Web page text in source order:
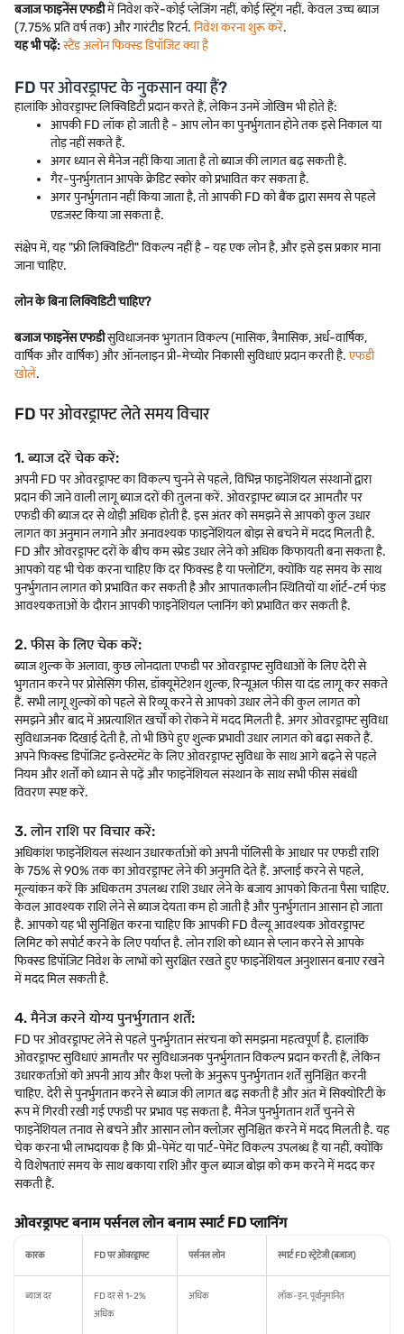
बजाज फाइनेंस एफडीमें निवेश करें-कोई प्लेजिंग नहीं, कोई स्ट्रिंग नहीं. केवल उच्च ब्याज
(7.75% प्रति वर्ष तक) और गारंटीड रिटर्न.निवेश करना शुरू करें.
यह भी पढ़ें:स्टैंड अलोन फिक्स्ड डिपॉजिट क्या है
FD पर ओवरड्राफ्ट के नुकसान क्या हैं?
हालांकि ओवरड्राफ्ट लिक्विडिटी प्रदान करते हैं, लेकिन उनमें जोखिम भी होते हैं:
आपकी FD लॉक हो जाती है - आप लोन का पुनर्भुगतान होने तक इसे निकाल या
तोड़ नहीं सकते हैं.
अगर ध्यान से मैनेज नहीं किया जाता है तो ब्याज की लागत बढ़ सकती है.
गैर-पुनर्भुगतान आपके क्रेडिट स्कोर को प्रभावित कर सकता है.
अगर पुनर्भुगतान नहीं किया जाता है, तो आपकी FD को बैंक द्वारा समय से पहले
एडजस्ट किया जा सकता है.
संक्षेप में, यह "फ्री लिक्विडिटी" विकल्प नहीं है - यह एक लोन है, और इसे इस प्रकार माना
जाना चाहिए.
लोन के बिना लिक्विडिटी चाहिए?
बजाज फाइनेंस एफडीसुविधाजनक भुगतान विकल्प (मासिक, त्रैमासिक, अर्ध-वार्षिक,
वार्षिक और वार्षिक) और ऑनलाइन प्री-मेच्योर निकासी सुविधाएं प्रदान करती है.एफडी
खोलें.
FD पर ओवरड्राफ्ट लेते समय विचार
1. ब्याज दरें चेक करें:
अपनी FD पर ओवरड्राफ्ट का विकल्प चुनने से पहले, विभिन्न फाइनेंशियल संस्थानों द्वारा
प्रदान की जाने वाली लागू ब्याज दरों की तुलना करें. ओवरड्राफ्ट ब्याज दर आमतौर पर
एफडी की ब्याज दर से थोड़ी अधिक होती है. इस अंतर को समझने से आपको कुल उधार
लागत का अनुमान लगाने और अनावश्यक फाइनेंशियल बोझ से बचने में मदद मिलती है.
FD और ओवरड्राफ्ट दरों के बीच कम स्प्रेड उधार लेने को अधिक किफायती बना सकता है.
आपको यह भी चेक करना चाहिए कि दर फिक्स्ड है या फ्लोटिंग, क्योंकि यह समय के साथ
पुनर्भुगतान लागत को प्रभावित कर सकती है और आपातकालीन स्थितियों या शॉर्ट-टर्म फंड
आवश्यकताओं के दौरान आपकी फाइनेंशियल प्लानिंग को प्रभावित कर सकती है.
2. फीस के लिए चेक करें:
ब्याज शुल्क के अलावा, कुछ लोनदाता एफडी पर ओवरड्राफ्ट सुविधाओं के लिए देरी से
भुगतान करने पर प्रोसेसिंग फीस, डॉक्यूमेंटेशन शुल्क, रिन्यूअल फीस या दंड लागू कर सकते
हैं. सभी लागू शुल्कों को पहले से रिव्यू करने से आपको उधार लेने की कुल लागत को
समझने और बाद में अप्रत्याशित खर्चों को रोकने में मदद मिलती है. अगर ओवरड्राफ्ट सुविधा
सुविधाजनक दिखाई देती है, तो भी छिपे हुए शुल्क प्रभावी उधार लागत को बढ़ा सकते हैं.
अपने फिक्स्ड डिपॉजिट इन्वेस्टमेंट के लिए ओवरड्राफ्ट सुविधा के साथ आगे बढ़ने से पहले
नियम और शर्तों को ध्यान से पढ़ें और फाइनेंशियल संस्थान के साथ सभी फीस संबंधी
विवरण स्पष्ट करें.
3. लोन राशि पर विचार करें:
अधिकांश फाइनेंशियल संस्थान उधारकर्ताओं को अपनी पॉलिसी के आधार पर एफडी राशि
के 75% से 90% तक का ओवरड्राफ्ट लेने की अनुमति देते हैं. अप्लाई करने से पहले,
मूल्यांकन करें कि अधिकतम उपलब्ध राशि उधार लेने के बजाय आपको कितना पैसा चाहिए.
केवल आवश्यक राशि लेने से ब्याज देयता कम हो जाती है और पुनर्भुगतान आसान हो जाता
है. आपको यह भी सुनिश्चित करना चाहिए कि आपकी FD वैल्यू आवश्यक ओवरड्राफ्ट
लिमिट को सपोर्ट करने के लिए पर्याप्त है. लोन राशि को ध्यान से प्लान करने से आपके
फिक्स्ड डिपॉज़िट निवेश के लाभों को सुरक्षित रखते हुए फाइनेंशियल अनुशासन बनाए रखने
में मदद मिल सकती है.
4. मैनेज करने योग्य पुनर्भुगतान शर्तें:
FD पर ओवरड्राफ्ट लेने से पहले पुनर्भुगतान संरचना को समझना महत्वपूर्ण है. हालांकि
ओवरड्राफ्ट सुविधाएं आमतौर पर सुविधाजनक पुनर्भुगतान विकल्प प्रदान करती हैं, लेकिन
उधारकर्ताओं को अपनी आय और कैश फ्लो के अनुरूप पुनर्भुगतान शर्तें सुनिश्चित करनी
चाहिए. देरी से पुनर्भुगतान करने से ब्याज की लागत बढ़ सकती है और अंत में सिक्योरिटी के
रूप में गिरवी रखी गई एफडी पर प्रभाव पड़ सकता है. मैनेज पुनर्भुगतान शर्तें चुनने से
फाइनेंशियल तनाव से बचने और आसान लोन क्लोज़र सुनिश्चित करने में मदद मिलती है. यह
चेक करना भी लाभदायक है कि प्री-पेमेंट या पार्ट-पेमेंट विकल्प उपलब्ध हैं या नहीं, क्योंकि
ये विशेषताएं समय के साथ बकाया राशि और कुल ब्याज बोझ को कम करने में मदद कर
सकती हैं.
ओवरड्राफ्ट बनाम पर्सनल लोन बनाम स्मार्ट FD प्लानिंग
कारक FD पर ओवरड्राफ्ट पर्सनल लोन स्मार्ट FD स्ट्रेटेजी (बजाज)
ब्याज दर
FD दर से 1-2%
अधिक
अधिक लॉक-इन, पूर्वानुमानित